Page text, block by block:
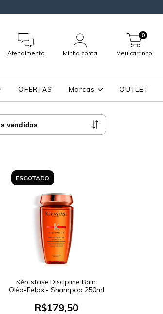
Atendimento Minha conta Meu carrinho
0
OFERTAS Marcas OUTLET
ESGOTADO
Kérastase Discipline Bain
Oléo-Relax - Shampoo 250ml
R$179,50